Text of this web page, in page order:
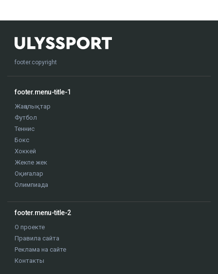
footer.copyright
footer.menu-title-1
Жаңалықтар
Футбол
Теннис
Бокс
Хоккей
Жекпе жек
Оқиғалар
Олимпиада
footer.menu-title-2
О проекте
Правила сайта
Реклама на сайте
Контакты